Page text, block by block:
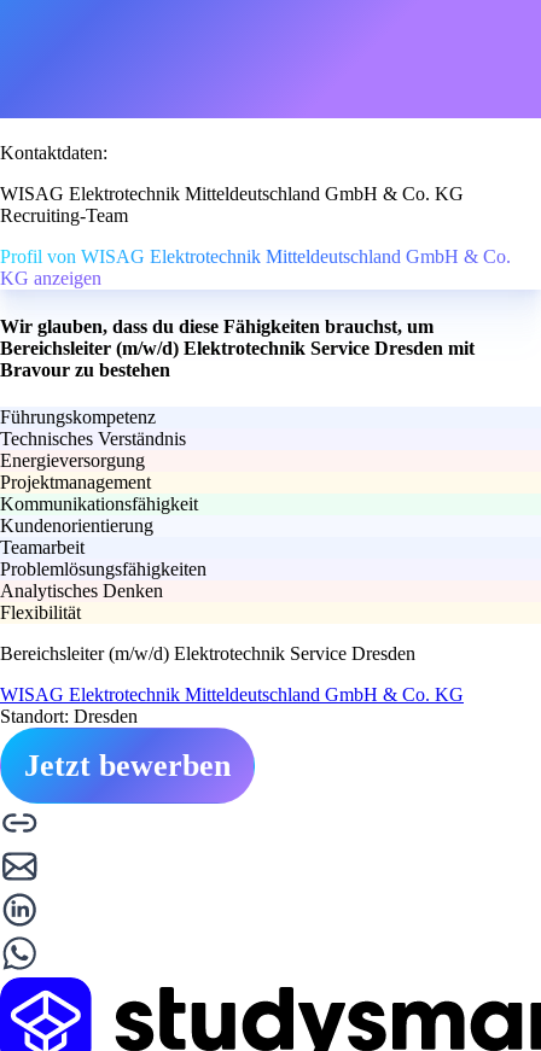
Kontaktdaten:
WISAG Elektrotechnik Mitteldeutschland GmbH & Co. KG
Recruiting-Team
Profil von WISAG Elektrotechnik Mitteldeutschland GmbH & Co.
KG anzeigen
Wir glauben, dass du diese Fähigkeiten brauchst, um
Bereichsleiter (m/w/d) Elektrotechnik Service Dresden mit
Bravour zu bestehen
Führungskompetenz
Technisches Verständnis
Energieversorgung
Projektmanagement
Kommunikationsfähigkeit
Kundenorientierung
Teamarbeit
Problemlösungsfähigkeiten
Analytisches Denken
Flexibilität
Bereichsleiter (m/w/d) Elektrotechnik Service Dresden
WISAG Elektrotechnik Mitteldeutschland GmbH & Co. KG
Standort: Dresden
Jetzt bewerben